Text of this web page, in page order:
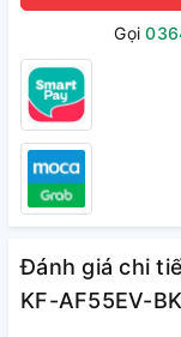
Gọi
Đánh giá chi
KF-AF55EV-